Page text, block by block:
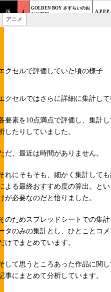
クセルで評価していた頃の様子
クセルではさらに詳細に集計して
要素を10点満点で評価し、集計
したりしていました。
だ、最近は時間がありません。
れにそもそも、細かく集計して
よる最終おすすめ度の算出。と
が必要なのだと悟りました。
のためスプレッドシートでの集
タのみの集計とし、ひとことコ
けでまとめています。
して思うところあった作品に関
事にまとめて分析しています。